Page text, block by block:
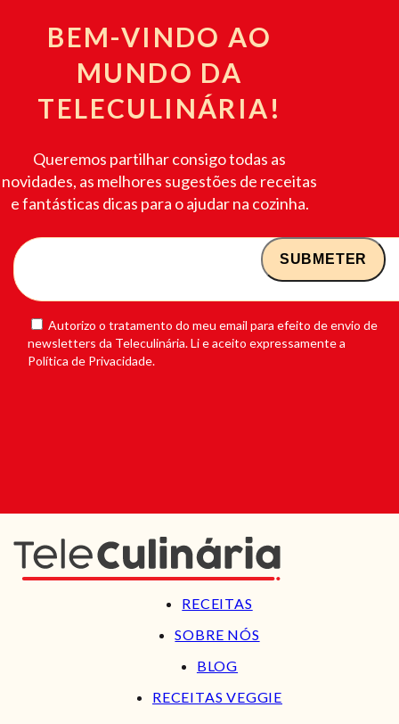
BEM-VINDO AO
MUNDO DA
TELECULINÁRIA!
Queremos partilhar consigo todas as
novidades, as melhores sugestões de receitas
e fantásticas dicas para o ajudar na cozinha.
Autorizo o tratamento do meu email para efeito de envio de
newsletters da Teleculinária. Li e aceito expressamente a
Política de Privacidade.
RECEITAS
SOBRE NÓS
BLOG
RECEITAS VEGGIE